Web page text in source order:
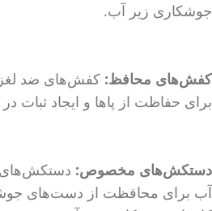
جوشکاری زیر آب.
کفش‌های محافظ: کفش‌های ضد
برای حفاظت از پاها و ایجاد ثبات
دستکش‌های مخصوص: دستکش‌های
آب برای محافظت از دست‌های